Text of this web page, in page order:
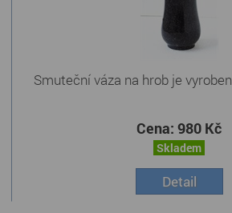
Smuteční váza na hrob je
Cena: 980 Kč
Skladem
Detail